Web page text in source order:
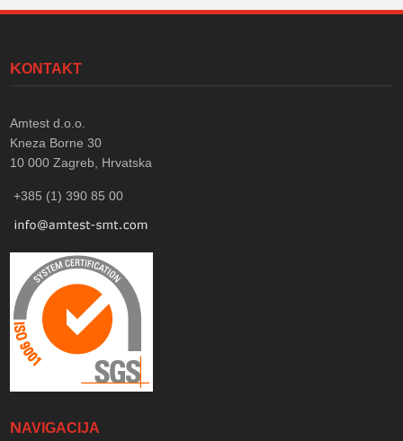
KONTAKT
Amtest d.o.o.
Kneza Borne 30
10 000 Zagreb, Hrvatska
+385 (1) 390 85 00
NAVIGACIJA